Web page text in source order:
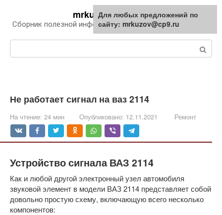
контенту
mrkuzov.ru
Сборник полезной информации про автомобили
Не работает сигнал на ваз 2114
На чтение: 24 мин Опубликовано: 12.11.2021 Ремонт
Устройство сигнала ВАЗ 2114
Как и любой другой электронный узел автомобиля
звуковой элемент в модели ВАЗ 2114 представляет собой
довольно простую схему, включающую всего несколько
компонентов:
Для любых предложений по
сайту: mrkuzov@cp9.ru
Для любых предложений по
сайту: mrkuzov@cp9.ru